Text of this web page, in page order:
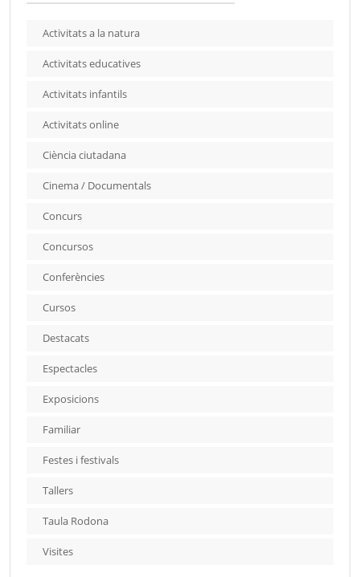
Activitats a la natura
Activitats educatives
Activitats infantils
Activitats online
Ciència ciutadana
Cinema / Documentals
Concurs
Concursos
Conferències
Cursos
Destacats
Espectacles
Exposicions
Familiar
Festes i festivals
Tallers
Taula Rodona
Visites